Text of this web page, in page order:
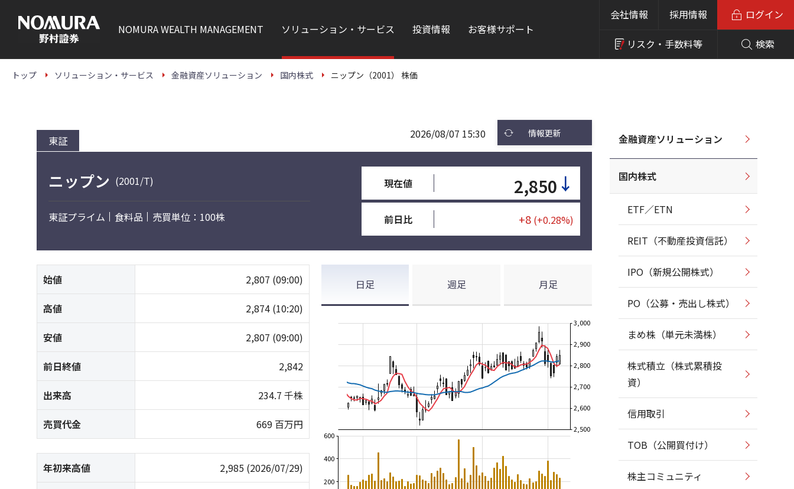
本
NOMURAWEALTH MANAGEMENT ソリューション・サービス 投資情報 お客様サポート
会社情報 採用情報
リスク・ 手数料等 検索
ログイン
トップ ソリューション・サービス 金融資産ソリューション 国内株式 ニップン（2001） 株価
東証 2026/08/07 15:30 情報更新
ニップン (2001/T)
東証プライム 食料品 売買単位：100株
現在値 2,850 ↓
前日比 +8 (+0.28%)
始値 2,807 (09:00)
高値 2,874 (10:20)
安値 2,807 (09:00)
前日終値 2,842
出来高 234.7 千株
売買代金 669 百万円
年初来高値 2,985 (2026/07/29)
日足 週足 月足
2,500
2,600
2,700
2,800
2,900
3,000
200
400
600
金融資産ソリューション
国内株式
ETF／ETN
REIT（不動産投資信託）
IPO（新規公開株式）
PO（公募・売出し株式）
まめ株（単元未満株）
株式積立（株式累積投
資）
信用取引
TOB（公開買付け）
株主コミュニティ